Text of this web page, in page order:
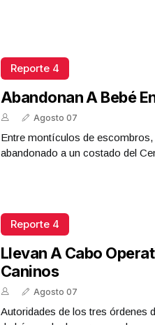
Reporte 4
Abandonan A Bebé
Agosto 07
Entre montículos de
abandonado a un costado del
Reporte 4
Llevan A Cabo
Caninos
Agosto 07
Autoridades de los tres órdenes